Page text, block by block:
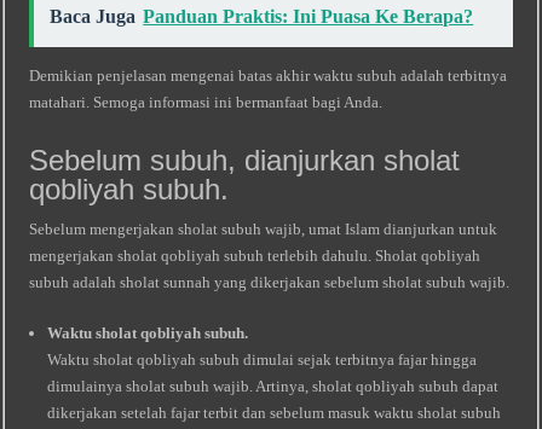
Baca Juga Panduan Praktis: Ini Puasa Ke Berapa?
Demikian penjelasan mengenai batas akhir waktu subuh adalah terbitnya
matahari. Semoga informasi ini bermanfaat bagi Anda.
Sebelum subuh, dianjurkan sholat
qobliyah subuh.
Sebelum mengerjakan sholat subuh wajib, umat Islam dianjurkan untuk
mengerjakan sholat qobliyah subuh terlebih dahulu. Sholat qobliyah
subuh adalah sholat sunnah yang dikerjakan sebelum sholat subuh wajib.
Waktu sholat qobliyah subuh.
Waktu sholat qobliyah subuh dimulai sejak terbitnya fajar hingga
dimulainya sholat subuh wajib. Artinya, sholat qobliyah subuh dapat
dikerjakan setelah fajar terbit dan sebelum masuk waktu sholat subuh